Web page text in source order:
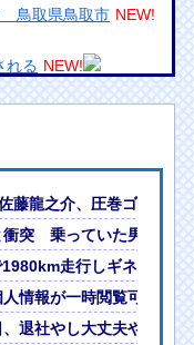
鳥取県鳥取市 NEW!
れる NEW!
露！透明感が凄
災地へ向かう有名ア
とは報道機関として
現地サポを早くも虜に！
（SUV）
るっ！」
国人の情報を収集、監視
藤龍之介、圧巻ゴール
衝突 乗っていた男女3人
1980km走行しギネス記
人情報が一時閲覧可能
退社やし大丈夫やろ）」